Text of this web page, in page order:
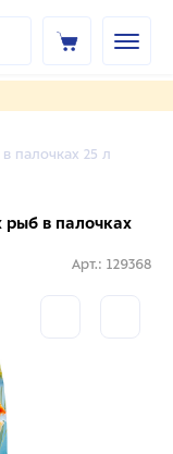
палочках 25 л
рыб в палочках
Арт.: 129368